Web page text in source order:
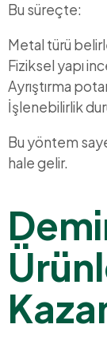
Bu süreçte:
Metal türü
Fiziksel yapı
Ayrıştırma
İşlenebilirlik
Bu yöntem
hale gelir.